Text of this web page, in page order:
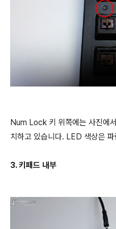
Num Lock 키 위쪽에는 사진에
치하고 있습니다. LED 색상은
3. 키패드 내부